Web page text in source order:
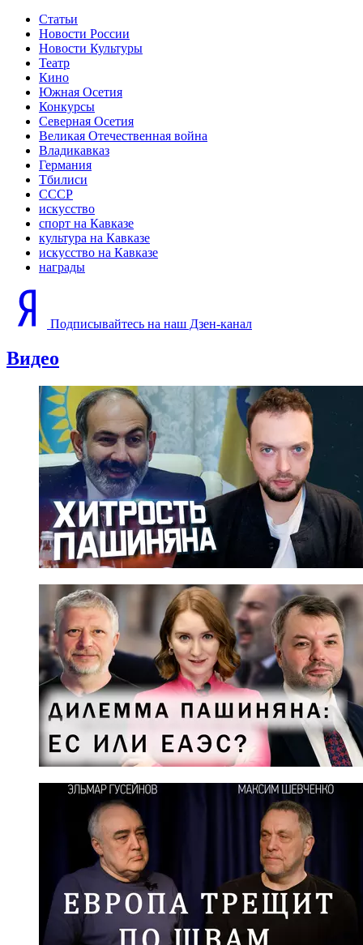
Статьи
Новости России
Новости Культуры
Театр
Кино
Южная Осетия
Конкурсы
Северная Осетия
Великая Отечественная война
Владикавказ
Германия
Тбилиси
СССР
искусство
спорт на Кавказе
культура на Кавказе
искусство на Кавказе
награды
Подписывайтесь на наш Дзен-канал
Видео